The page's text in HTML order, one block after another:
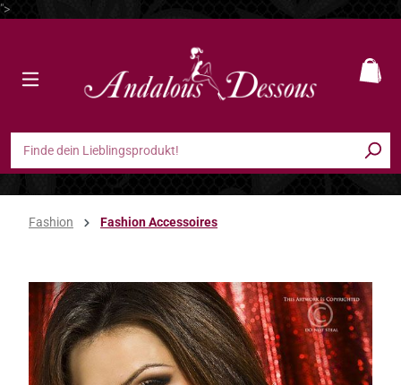
">
Fashion Fashion Accessoires
Bildergalerie überspringen